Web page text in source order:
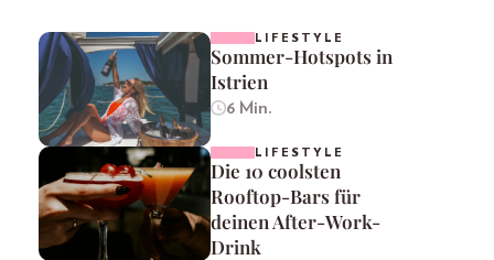
LIFESTYLE
Sommer-Hotspots in
Istrien
6 Min.
LIFESTYLE
Die 10 coolsten
Rooftop-Bars für
deinen After-Work-
Drink